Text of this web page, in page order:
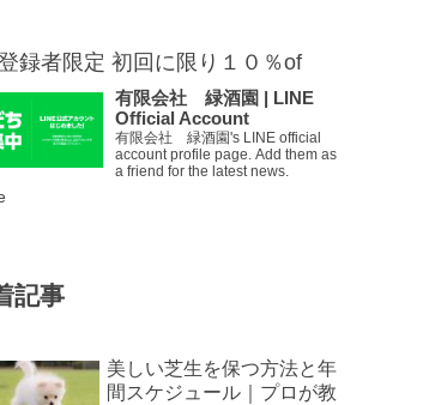
録者限定 初回に限り１０％of
有限会社 緑酒園 | LINE
Official Account
有限会社 緑酒園's LINE official
account profile page. Add them as
a friend for the latest news.
記事
美しい芝生を保つ方法と年
間スケジュール｜プロが教